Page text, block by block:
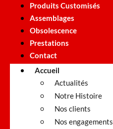
Produits Customisés
Assemblages
Obsolescence
Prestations
Contact
Accueil
Actualités
Notre Histoire
Nos clients
Nos engagements